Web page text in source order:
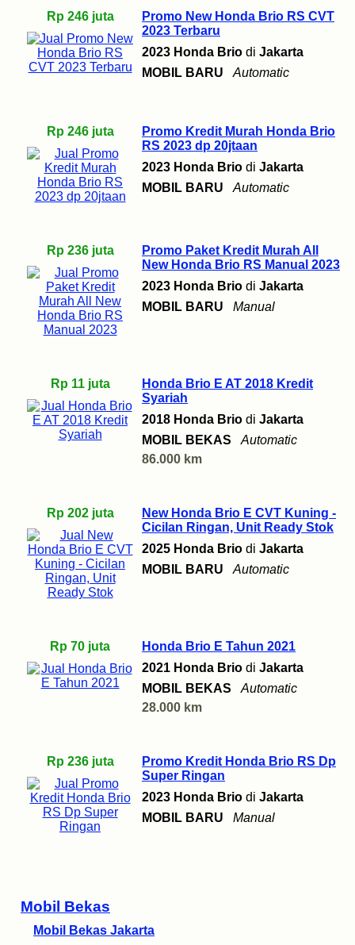
Mobil Bekas
Mobil Bekas Jakarta
Rp 246 juta
Promo New Honda Brio RS CVT
2023 Terbaru
2023 Honda Brio di Jakarta
MOBIL BARU
Automatic
Rp 246 juta
Promo Kredit Murah Honda Brio
RS 2023 dp 20jtaan
2023 Honda Brio di Jakarta
MOBIL BARU
Automatic
Rp 236 juta
Promo Paket Kredit Murah All
New Honda Brio RS Manual 2023
2023 Honda Brio di Jakarta
MOBIL BARU
Manual
Rp 11 juta
Honda Brio E AT 2018 Kredit
Syariah
2018 Honda Brio di Jakarta
MOBIL BEKAS
Automatic
86.000 km
Rp 202 juta
New Honda Brio E CVT Kuning -
Cicilan Ringan, Unit Ready Stok
2025 Honda Brio di Jakarta
MOBIL BARU
Automatic
Rp 70 juta
Honda Brio E Tahun 2021
2021 Honda Brio di Jakarta
MOBIL BEKAS
Automatic
28.000 km
Rp 236 juta
Promo Kredit Honda Brio RS Dp
Super Ringan
2023 Honda Brio di Jakarta
MOBIL BARU
Manual